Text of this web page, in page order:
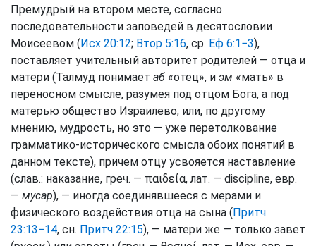
Премудрый на втором месте, согласно
последовательности заповедей в десятословии
Моисеевом (Исх 20:12; Втор 5:16, ср. Еф 6:1−3),
поставляет учительный авторитет родителей — отца и
матери (Талмуд понимает аб «отец», и эм «мать» в
переносном смысле, разумея под отцом Бога, а под
матерью общество Израилево, или, по другому
мнению, мудрость, но это — уже перетолкование
грамматико-исторического смысла обоих понятий в
данном тексте), причем отцу усвояется наставление
(слав.: наказание, греч. — παιδεία, лат. — discipline, евр.
— мусар), — иногда соединявшееся с мерами и
физического воздействия отца на сына (Притч
23:13−14, сн. Притч 22:15), — матери же — только завет